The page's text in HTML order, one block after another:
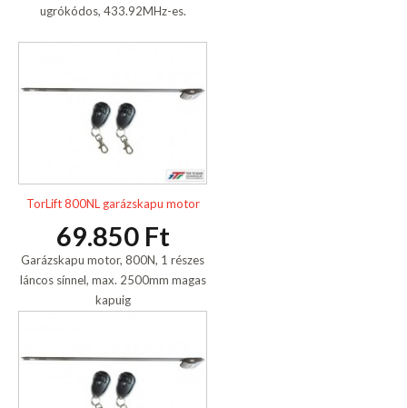
ugrókódos, 433.92MHz-es.
TorLift 800NL garázskapu motor
69.850 Ft
Garázskapu motor, 800N, 1 részes
láncos sínnel, max. 2500mm magas
kapuig